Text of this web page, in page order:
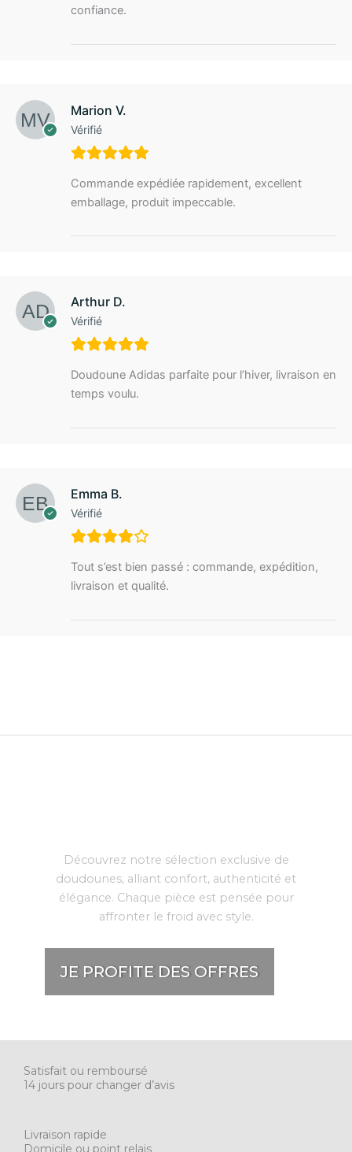
confiance.
Marion V.
Vérifié
Commande expédiée rapidement, excellent
emballage, produit impeccable.
Arthur D.
Vérifié
Doudoune Adidas parfaite pour l’hiver, livraison en
temps voulu.
Emma B.
Vérifié
Tout s’est bien passé : commande, expédition,
livraison et qualité.
Découvrez notre sélection exclusive de
doudounes, alliant confort, authenticité et
élégance. Chaque pièce est pensée pour
affronter le froid avec style.
JE PROFITE DES OFFRES
Satisfait ou remboursé
14 jours pour changer d’avis
Livraison rapide
Domicile ou point relais